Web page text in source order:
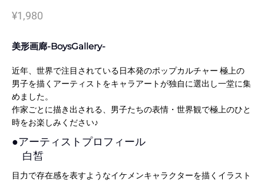
¥1,980
美形画廊-BoysGallery-
近年、世界で注目されている日本発のポップカルチャー 極上の
男子を描くアーティストをキャラアートが独自に選出し一堂に集
めました。
作家ごとに描き出される、男子たちの表情・世界観で極上のひと
時をお楽しみください♪
●アーティストプロフィール
白皙
目力で存在感を表すようなイケメンキャラクターを描くイラスト